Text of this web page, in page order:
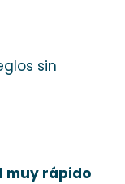
sin
muy rápido